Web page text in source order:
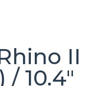
II
/ 10.4″